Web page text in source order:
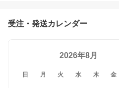
受注・発送カレンダー
2026年8月
日 月 火 水 木 金